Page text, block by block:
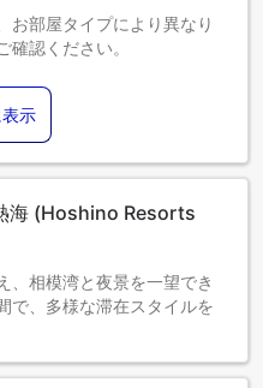
お部屋タイプにより異なり
確認ください。
示
海 (Hoshino Resorts
、相模湾と夜景を一望でき
で、多様な滞在スタイルを